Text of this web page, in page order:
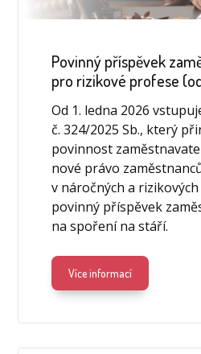
Povinný příspěvek
pro rizikové profese
Od 1. ledna 2026
č. 324/2025 Sb., který
povinnost
nové právo
v náročných a
povinný příspěvek
na spoření na stáří.
Více informací